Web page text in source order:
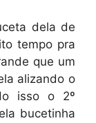
dela de
tempo pra
que um
alizando o
isso o 2º
bucetinha